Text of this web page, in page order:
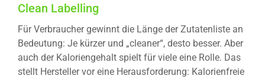
Clean Labelling
Für Verbraucher gewinnt die Länge der Zutatenliste an
Bedeutung: Je kürzer und „cleaner“, desto besser. Aber
auch der Kaloriengehalt spielt für viele eine Rolle. Das
stellt Hersteller vor eine Herausforderung: Kalorienfreie